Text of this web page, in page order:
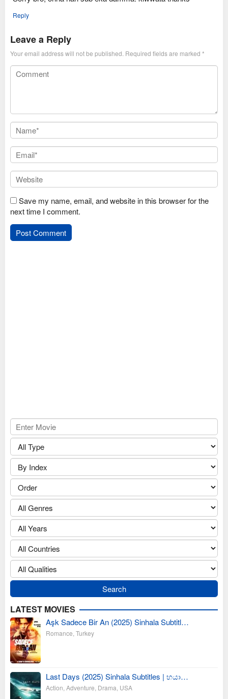
Reply
Leave a Reply
Your email address will not be published. Required fields are marked *
Save my name, email, and website in this browser for the
next time I comment.
LATEST MOVIES
Aşk Sadece Bir An (2025) Sinhala Subtitl…
Romance Turkey
Last Days (2025) Sinhala Subtitles | භයා…
Action Adventure Drama USA